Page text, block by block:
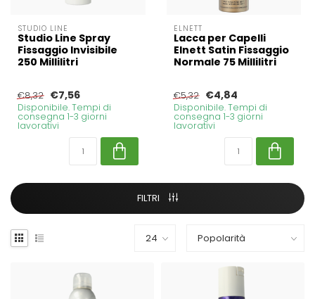
STUDIO LINE
Studio Line Spray
Fissaggio Invisibile
250 Millilitri
€8,32 €7,56
Disponibile. Tempi di
consegna 1-3 giorni
lavorativi
ELNETT
Lacca per Capelli
Elnett Satin Fissaggio
Normale 75 Millilitri
€5,32 €4,84
Disponibile. Tempi di
consegna 1-3 giorni
lavorativi
FILTRI